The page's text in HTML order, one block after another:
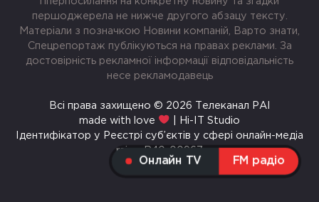
Онлайн TV FM радіо
першоджерела не нижче другого абзацу тексту.
Матеріали з позначкою Новини компаній, Варто знати,
Спецрепортаж публікуються на правах реклами. За
достовірність рекламної інформації відповідальність
несе рекламодавець
Всі права захищено © 2026 Телеканал РАІ
made with love
| Hi-IT Studio
Ідентифікатор у Реєстрі суб’єктів у сфері онлайн-медіа
rai.ua R40-00967